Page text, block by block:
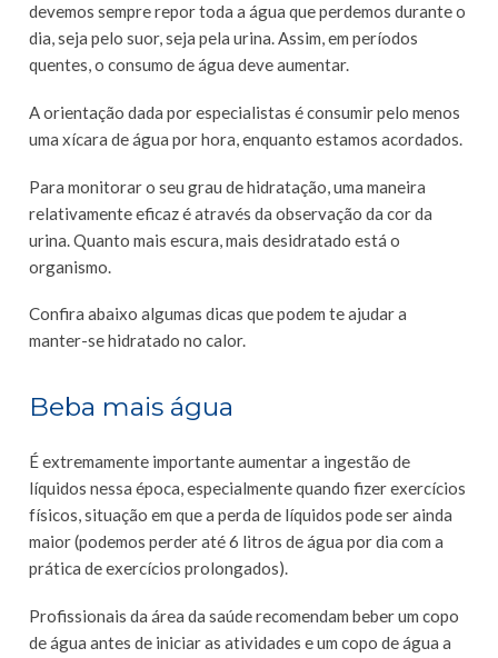
devemos sempre repor toda a água que perdemos durante o
dia, seja pelo suor, seja pela urina. Assim, em períodos
quentes, o consumo de água deve aumentar.
A orientação dada por especialistas é consumir pelo menos
uma xícara de água por hora, enquanto estamos acordados.
Para monitorar o seu grau de hidratação, uma maneira
relativamente eficaz é através da observação da cor da
urina. Quanto mais escura, mais desidratado está o
organismo.
Confira abaixo algumas dicas que podem te ajudar a
manter-se hidratado no calor.
Beba mais água
É extremamente importante aumentar a ingestão de
líquidos nessa época, especialmente quando fizer exercícios
físicos, situação em que a perda de líquidos pode ser ainda
maior (podemos perder até 6 litros de água por dia com a
prática de exercícios prolongados).
Profissionais da área da saúde recomendam beber um copo
de água antes de iniciar as atividades e um copo de água a